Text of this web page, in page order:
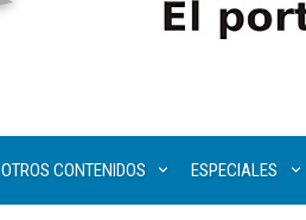
OTROS CONTENIDOS ESPECIALES